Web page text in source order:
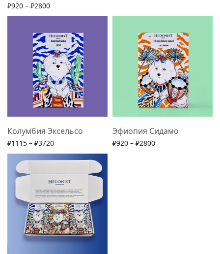
₽920 – ₽2800
Выберите параметры
Колумбия Эксельсо
₽1115 – ₽3720
Выберите параметры
Эфиопия Сидамо
₽920 – ₽2800